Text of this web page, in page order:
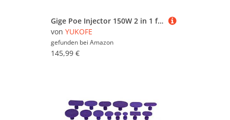
Gige Poe Injector 150W 2 in 1 für Gen 3 V3 Rechteckige Satelliten-Internet-Konvertierung Kit DC9-36V
von YUKOFE
gefunden bei Amazon
145,99 €